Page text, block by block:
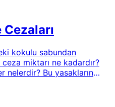
kokulu sabundan
miktarı ne kadardır?
nelerdir? Bu yasakların